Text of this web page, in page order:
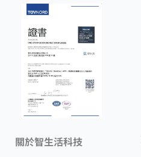
關於智生活科技